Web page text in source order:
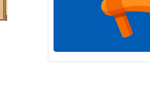
alcanza el